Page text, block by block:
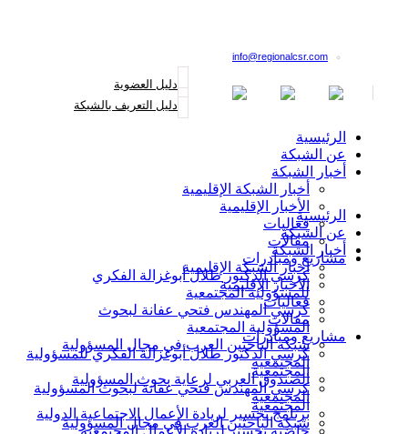
info@regionalcsr.com
دليل العضوية
دليل التعريف بالشبكة
الرئيسية
عن الشبكة
أخبار الشبكة
أخبار الشبكة الإقليمية
الأخبار الإقليمية
فعاليات
مقالات
مشاريع ومبادرات
كرسي الدكتور طلال أبوغزالة الفكري
للمسؤولية المجتمعية
كرسي المهندس فتحي عفانة لبحوث
المسؤولية المجتمعية
شبكة الباحثين العرب في مجال المسؤولية
المجتمعية
الصندوق العربي لرعاية بحوث المسؤولية
المجتمعية
برنامج تجسير لريادة الأعمال الاجتماعية الدولية
حاضنة تجسير لريادة الأعمال المجتمعية
الرئيسية
عن الشبكة
أخبار الشبكة
أخبار الشبكة الإقليمية
الأخبار الإقليمية
فعاليات
مقالات
مشاريع ومبادرات
كرسي الدكتور طلال أبوغزالة الفكري للمسؤولية
المجتمعية
كرسي المهندس فتحي عفانة لبحوث المسؤولية
المجتمعية
شبكة الباحثين العرب في مجال المسؤولية